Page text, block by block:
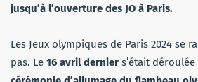
jusqu’à l’ouverture des JO à Paris.
Les Jeux olympiques de Paris 2024 se
pas. Le 16 avril dernier s’était